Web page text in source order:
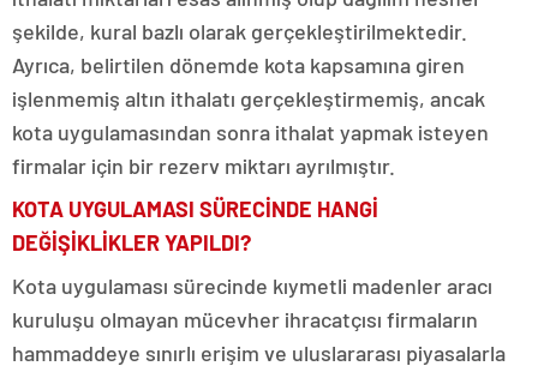
şekilde, kural bazlı olarak gerçekleştirilmektedir.
Ayrıca, belirtilen dönemde kota kapsamına giren
işlenmemiş altın ithalatı gerçekleştirmemiş, ancak
kota uygulamasından sonra ithalat yapmak isteyen
firmalar için bir rezerv miktarı ayrılmıştır.
KOTA UYGULAMASI SÜRECİNDE HANGİ
DEĞİŞİKLİKLER YAPILDI?
Kota uygulaması sürecinde kıymetli madenler aracı
kuruluşu olmayan mücevher ihracatçısı firmaların
hammaddeye sınırlı erişim ve uluslararası piyasalarla